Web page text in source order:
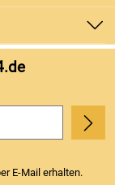
E-Mail erhalten.